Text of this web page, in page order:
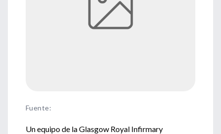
Fuente:
Un equipo de la Glasgow Royal Infirmary